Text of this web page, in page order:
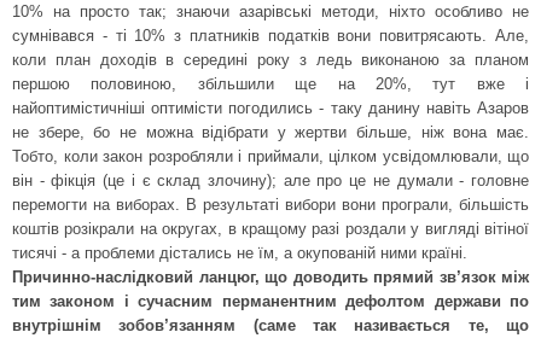
10% на просто так; знаючи азарівські методи, ніхто особливо не
сумнівався - ті 10% з платників податків вони повитрясають. Але,
коли план доходів в середині року з ледь виконаною за планом
першою половиною, збільшили ще на 20%, тут вже і
найоптимістичніші оптимісти погодились - таку данину навіть Азаров
не збере, бо не можна відібрати у жертви більше, ніж вона має.
Тобто, коли закон розробляли і приймали, цілком усвідомлювали, що
він - фікція (це і є склад злочину); але про це не думали - головне
перемогти на виборах. В результаті вибори вони програли, більшість
коштів розікрали на округах, в кращому разі роздали у вигляді вітіної
тисячі - а проблеми дістались не їм, а окупованій ними країні.
Причинно-наслідковий ланцюг, що доводить прямий зв’язок між
тим законом і сучасним перманентним дефолтом держави по
внутрішнім зобов’язанням (саме так називається те, що